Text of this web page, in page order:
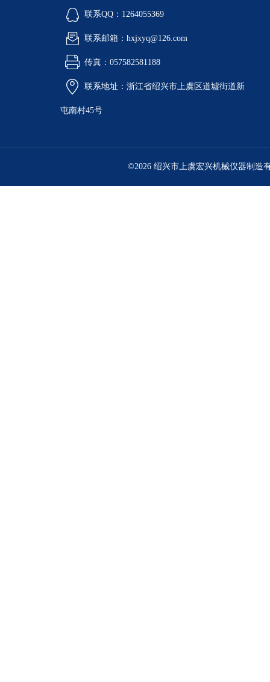
联系QQ：1264055369
联系邮箱：hxjxyq@126.com
传真：057582581188
联系地址：浙江省绍兴市上虞区道墟街道新
屯南村45号
©2026 绍兴市上虞宏兴机械仪器制造